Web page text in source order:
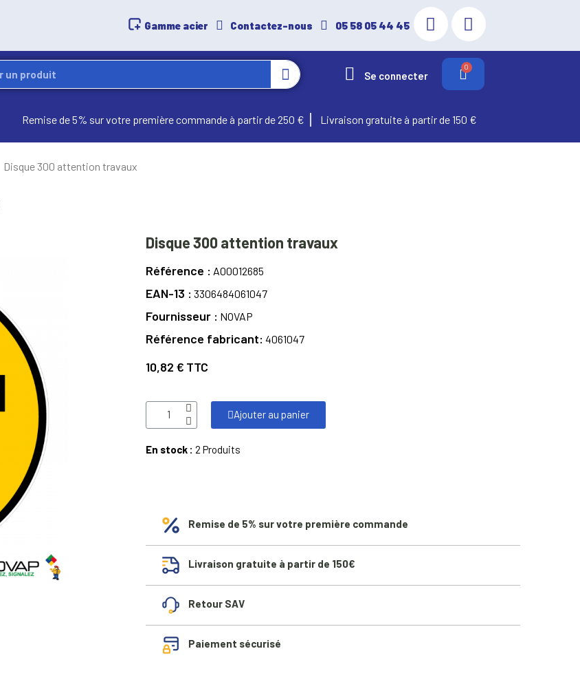
Gamme acier Contactez-nous 05 58 05 44 45
Se connecter
Remise de 5% sur votre première commande à partir de 250 € Livraison gratuite à partir de 150 €
Disque 300 attention travaux
Disque 300 attention travaux
Référence A00012685
EAN-13 3306484061047
Fournisseur NOVAP
Référence fabricant 4061047
10,82 € TTC
Ajouter au panier
En stock : 2 Produits
Remise de 5% sur votre première commande
Livraison gratuite à partir de 150€
Retour SAV
Paiement sécurisé